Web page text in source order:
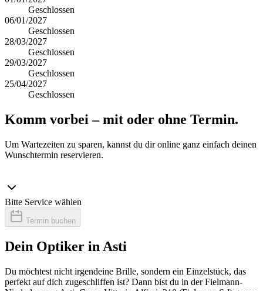
Geschlossen
06/01/2027
Geschlossen
28/03/2027
Geschlossen
29/03/2027
Geschlossen
25/04/2027
Geschlossen
Komm vorbei – mit oder ohne Termin.
Um Wartezeiten zu sparen, kannst du dir online ganz einfach deinen
Wunschtermin reservieren.
Bitte Service wählen
Termin buchen
Dein Optiker in Asti
Du möchtest nicht irgendeine Brille, sondern ein Einzelstück, das
perfekt auf dich zugeschliffen ist? Dann bist du in der Fielmann-